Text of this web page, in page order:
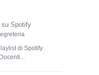
su Spotify
di Spotify